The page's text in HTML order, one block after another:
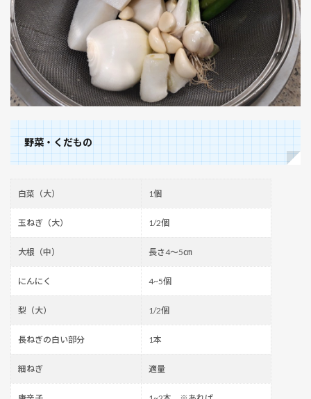
やっ
ぱり
おい
しい
自家
製キ
野菜・くだもの
白菜（大） 1個
玉ねぎ（大） 1/2個
大根（中） 長さ4～5㎝
にんにく 4~5個
梨（大） 1/2個
長ねぎの白い部分 1本
細ねぎ 適量